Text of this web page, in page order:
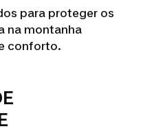
para proteger os
na montanha
conforto.